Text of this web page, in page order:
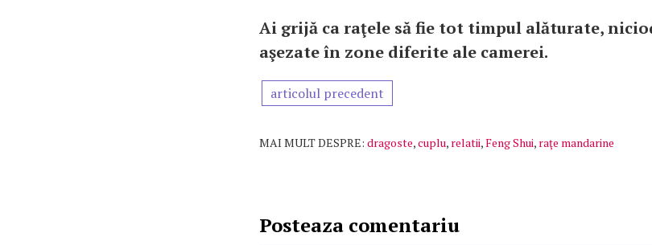
Ai grijă ca raţele să fie tot timpul alăturate,
aşezate în zone diferite ale camerei.
articolul precedent
MAI MULT DESPRE: dragoste,cuplu, relatii,Feng Shui, raţe mandarine
Posteaza comentariu